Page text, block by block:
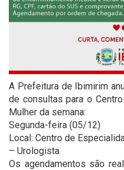
A Prefeitura de Ibimirim
de consultas para o
Mulher da semana:
Segunda-feira (05/12)
Local: Centro de
– Urologista.
Os agendamentos são